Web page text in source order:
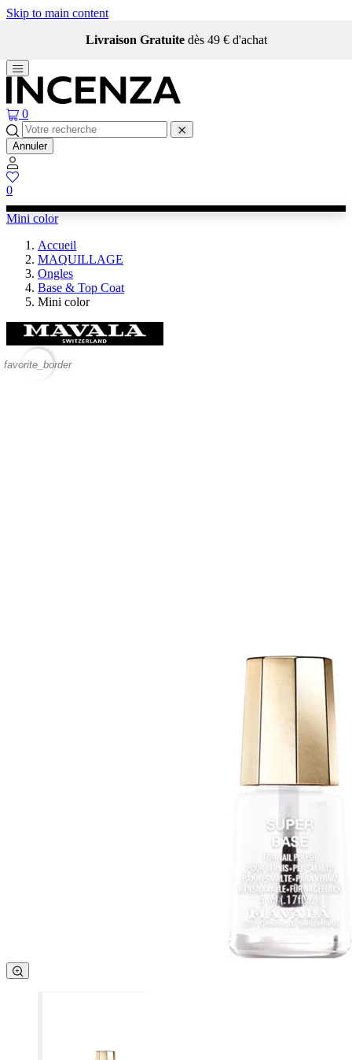
Skip to main content
Livraison Gratuite dès 49 € d'achat
0
Annuler
0
Mini color
Accueil
MAQUILLAGE
Ongles
Base & Top Coat
Mini color
favorite_border